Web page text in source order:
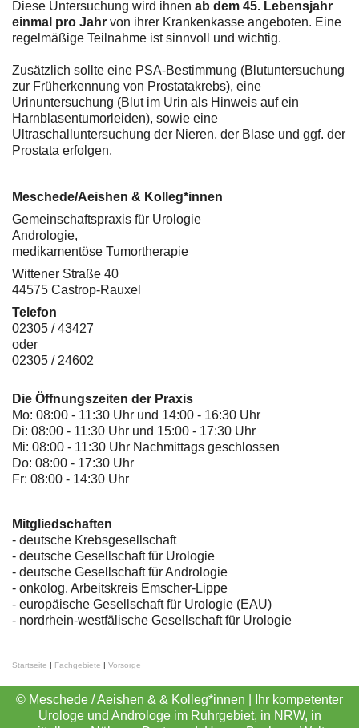
Diese Untersuchung wird ihnen ab dem 45. Lebensjahr
einmal pro Jahr von ihrer Krankenkasse angeboten. Eine
regelmäßige Teilnahme ist sinnvoll und wichtig.
Zusätzlich sollte eine PSA-Bestimmung (Blutuntersuchung
zur Früherkennung von Prostatakrebs), eine
Urinuntersuchung (Blut im Urin als Hinweis auf ein
Harnblasentumorleiden), sowie eine
Ultraschalluntersuchung der Nieren, der Blase und ggf. der
Prostata erfolgen.
Meschede/Aeishen & Kolleg*innen
Gemeinschaftspraxis für Urologie
Andrologie,
medikamentöse Tumortherapie
Wittener Straße 40
44575 Castrop-Rauxel
Telefon
02305 / 43427
oder
02305 / 24602
Die Öffnungszeiten der Praxis
Mo: 08:00 - 11:30 Uhr und 14:00 - 16:30 Uhr
Di: 08:00 - 11:30 Uhr und 15:00 - 17:30 Uhr
Mi: 08:00 - 11:30 Uhr Nachmittags geschlossen
Do: 08:00 - 17:30 Uhr
Fr: 08:00 - 14:30 Uhr
Mitgliedschaften
- deutsche Krebsgesellschaft
- deutsche Gesellschaft für Urologie
- deutsche Gesellschaft für Andrologie
- onkolog. Arbeitskreis Emscher-Lippe
- europäische Gesellschaft für Urologie (EAU)
- nordrhein-westfälische Gesellschaft für Urologie
Startseite | Fachgebiete | Vorsorge
© Meschede / Aeishen & & Kolleg*innen | Ihr kompetenter
Urologe und Androloge im Ruhrgebiet, in NRW, in